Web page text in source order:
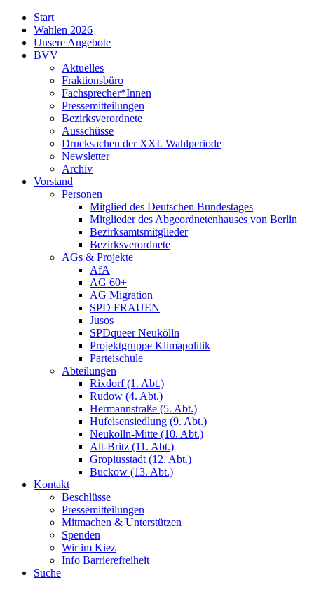
Start
Wahlen 2026
Unsere Angebote
BVV
Aktuelles
Fraktionsbüro
Fachsprecher*Innen
Pressemitteilungen
Bezirksverordnete
Ausschüsse
Drucksachen der XXI. Wahlperiode
Newsletter
Archiv
Vorstand
Personen
Mitglied des Deutschen Bundestages
Mitglieder des Abgeordnetenhauses von Berlin
Bezirksamtsmitglieder
Bezirksverordnete
AGs & Projekte
AfA
AG 60+
AG Migration
SPD FRAUEN
Jusos
SPDqueer Neukölln
Projektgruppe Klimapolitik
Parteischule
Abteilungen
Rixdorf (1. Abt.)
Rudow (4. Abt.)
Hermannstraße (5. Abt.)
Hufeisensiedlung (9. Abt.)
Neukölln-Mitte (10. Abt.)
Alt-Britz (11. Abt.)
Gropiusstadt (12. Abt.)
Buckow (13. Abt.)
Kontakt
Beschlüsse
Pressemitteilungen
Mitmachen & Unterstützen
Spenden
Wir im Kiez
Info Barrierefreiheit
Suche